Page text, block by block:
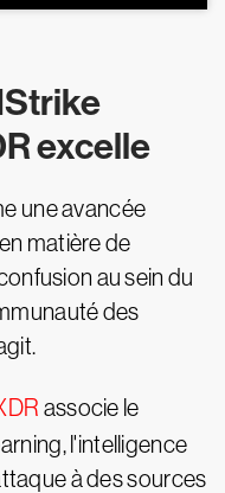
excelle
une avancée
matière de
au sein du
des
associe le
l'intelligence
à des sources